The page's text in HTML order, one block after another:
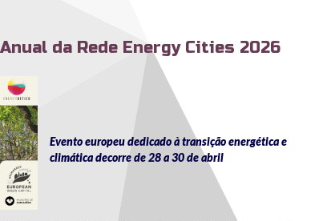
da Rede Energy Cities 2026
Evento europeu dedicado à transição energética e
climática decorre de 28 a 30 de abril